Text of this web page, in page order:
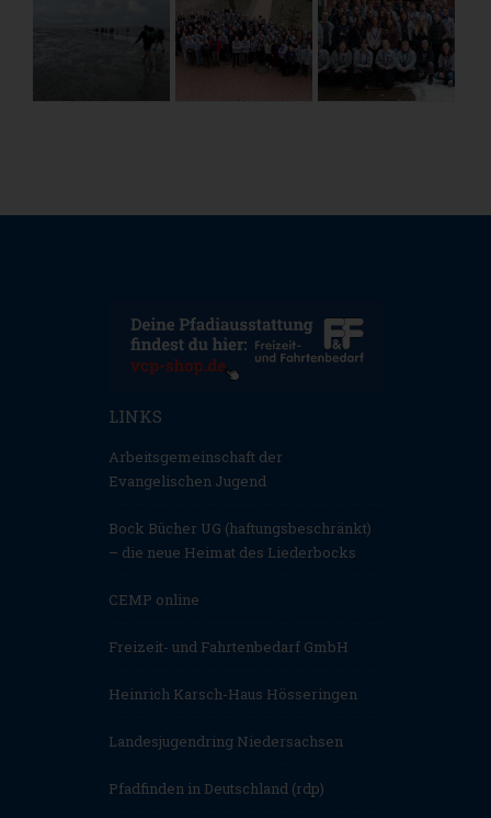
LINKS
Arbeitsgemeinschaft der
Evangelischen Jugend
Bock Bücher UG (haftungsbeschränkt)
– die neue Heimat des Liederbocks
CEMP online
Freizeit- und Fahrtenbedarf GmbH
Heinrich Karsch-Haus Hösseringen
Landesjugendring Niedersachsen
Pfadfinden in Deutschland (rdp)